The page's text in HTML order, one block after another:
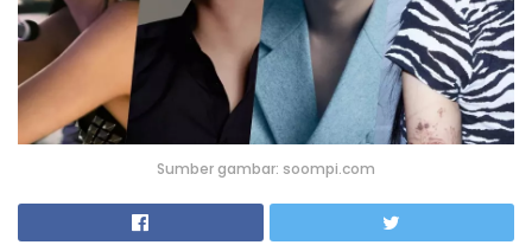
Sumber gambar: soompi.com